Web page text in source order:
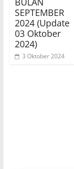
SEPTEMBER
2024 (Update
03 Oktober
2024)
3 Oktober 2024